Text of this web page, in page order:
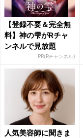
【登録不要＆完全無
料】神の雫がRチャ
ンネルで見放題
PR(Rチャンネル)
人気美容師に聞きま